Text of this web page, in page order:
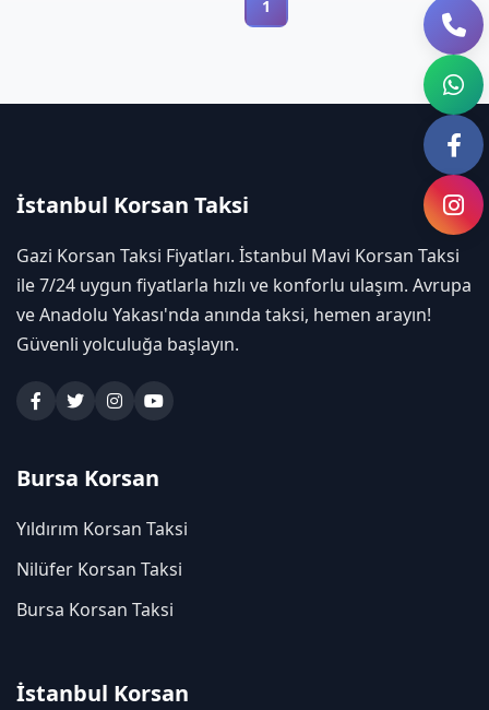
1
İstanbul Korsan Taksi
Gazi Korsan Taksi Fiyatları. İstanbul Mavi Korsan Taksi
ile 7/24 uygun fiyatlarla hızlı ve konforlu ulaşım. Avrupa
ve Anadolu Yakası'nda anında taksi, hemen arayın!
Güvenli yolculuğa başlayın.
Bursa Korsan
Yıldırım Korsan Taksi
Nilüfer Korsan Taksi
Bursa Korsan Taksi
İstanbul Korsan